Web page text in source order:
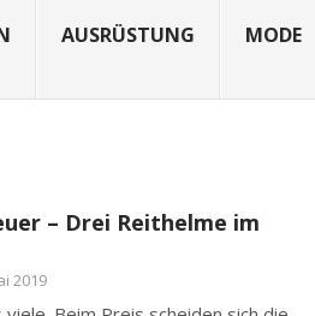
AUSRÜSTUNG MODE
– Drei Reithelme im
2019